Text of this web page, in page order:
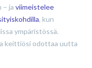
– ja viimeistelee
, kun
ympäristössä.
keittiösi odottaa uutta